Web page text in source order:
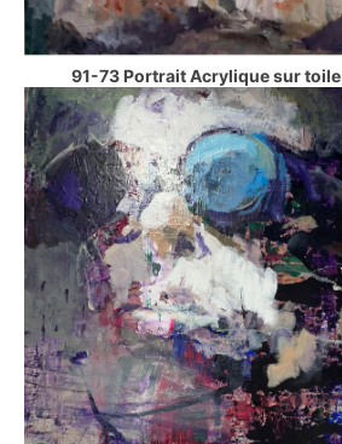
91-73 Portrait Acrylique sur toile